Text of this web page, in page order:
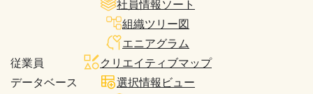
従業員
データベース
社員情報ソート
組織ツリー図
エニアグラム
クリエイティブマップ
選択情報ビュー